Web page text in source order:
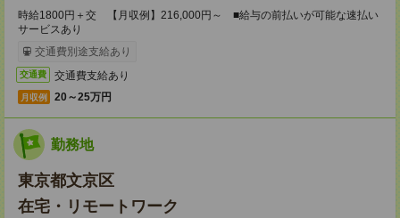
時給1800円＋交 【月収例】216,000円～ ■給与の前払いが可能な速払い
サービスあり
交通費別途支給あり
交通費 交通費支給あり
月収例 20～25万円
勤務地
東京都文京区
在宅・リモートワーク